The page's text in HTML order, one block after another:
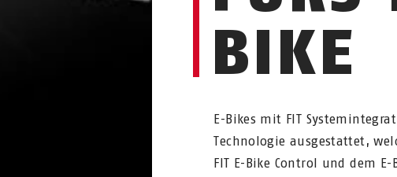
BIKE
E-Bikes mit FIT
Technologie ausgestattet,
FIT E-Bike Control und dem